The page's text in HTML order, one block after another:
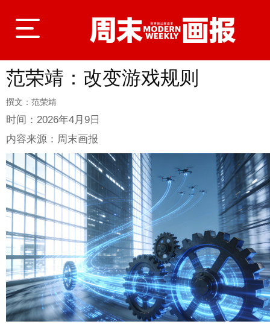
登录
首页
封面故事
商业
风尚 美容 时尚 明星
范荣靖：改变游戏规则
撰文：范荣靖
时间： 2026年4月9日
内容来源： 周末画报